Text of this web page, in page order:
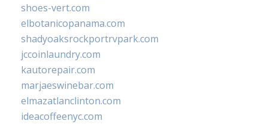
shoes-vert.com
elbotanicopanama.com
shadyoaksrockportrvpark.com
jccoinlaundry.com
kautorepair.com
marjaeswinebar.com
elmazatlanclinton.com
ideacoffeenyc.com